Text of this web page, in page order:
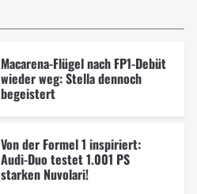
Macarena-Flügel nach FP1-Debüt
wieder weg: Stella dennoch
begeistert
Von der Formel 1 inspiriert:
Audi-Duo testet 1.001 PS
starken Nuvolari!